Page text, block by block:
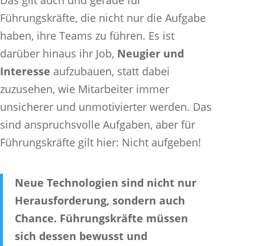
Führungskräfte, die nicht nur die Aufgabe
haben, ihre Teams zu führen. Es ist
darüber hinaus ihr Job, Neugier und
Interesse aufzubauen, statt dabei
zuzusehen, wie Mitarbeiter immer
unsicherer und unmotivierter werden. Das
sind anspruchsvolle Aufgaben, aber für
Führungskräfte gilt hier: Nicht aufgeben!
Neue Technologien sind nicht nur
Herausforderung, sondern auch
Chance. Führungskräfte müssen
sich dessen bewusst und